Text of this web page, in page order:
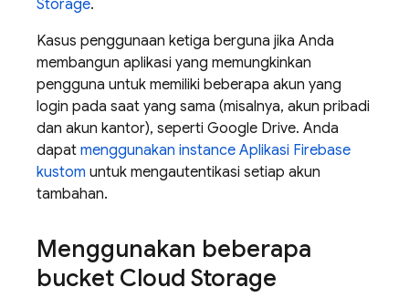
Storage.
Kasus penggunaan ketiga berguna jika Anda
membangun aplikasi yang memungkinkan
pengguna untuk memiliki beberapa akun yang
login pada saat yang sama (misalnya, akun pribadi
dan akun kantor), seperti Google Drive. Anda
dapat menggunakan instance Aplikasi Firebase
kustom untuk mengautentikasi setiap akun
tambahan.
Menggunakan beberapa
bucket Cloud Storage